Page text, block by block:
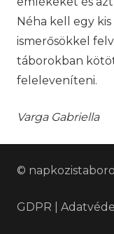
Néha kell egy
ismerősökkel
táborokban
feleleveníteni.
Varga Gabriella
©
GDPR |